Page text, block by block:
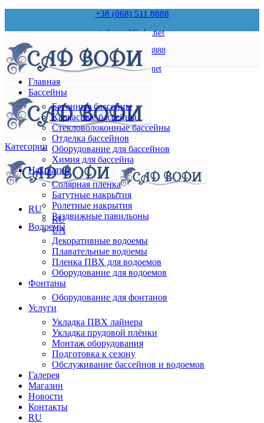
+38 (068) 511 8888
infopool@ukr.net
+38 (068) 511 8888
infopool@ukr.net
Категории
RU
RU
UA
Главная
Бассейны
Бетонные бассейны
Каркасные бассейны
Стекловолоконные бассейны
Отделка бассейнов
Оборудование для бассейнов
Химия для бассейна
Накрытия
Солярная пленка
Батутные накрытия
Ролетные накрытия
Раздвижные павильоны
Водоемы
Декоративные водоемы
Плавательные водоемы
Пленка ПВХ для водоемов
Оборудование для водоемов
Фонтаны
Оборудование для фонтанов
Услуги
Укладка ПВХ лайнера
Укладка прудовой плёнки
Монтаж оборудования
Подготовка к сезону
Обслуживание бассейнов и водоемов
Галерея
Магазин
Новости
Контакты
RU